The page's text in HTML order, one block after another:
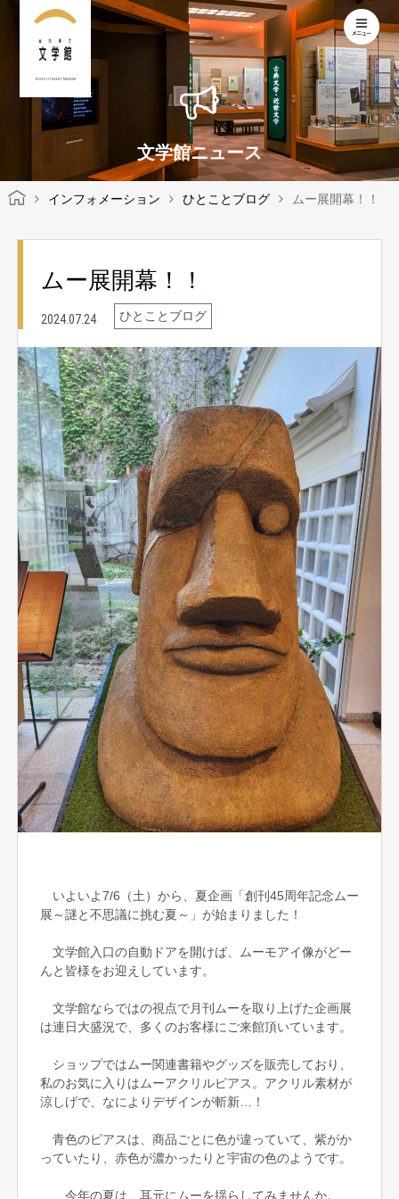
KOCHI LITERARY MUSEUM
文学館ニュース
インフォメーション ひとことブログ ムー展開幕！！
ムー展開幕！！
2024.07.24 ひとことブログ
いよいよ7/6（土）から、夏企画「創刊45周年記念ムー
展～謎と不思議に挑む夏～」が始まりました！
文学館入口の自動ドアを開けば、ムーモアイ像がどー
んと皆様をお迎えしています。
文学館ならではの視点で月刊ムーを取り上げた企画展
は連日大盛況で、多くのお客様にご来館頂いています。
ショップではムー関連書籍やグッズを販売しており、
私のお気に入りはムーアクリルピアス。アクリル素材が
涼しげで、なによりデザインが斬新…！
青色のピアスは、商品ごとに色が違っていて、紫がか
っていたり、赤色が濃かったりと宇宙の色のようです。
今年の夏は、耳元にムーを揺らしてみませんか。